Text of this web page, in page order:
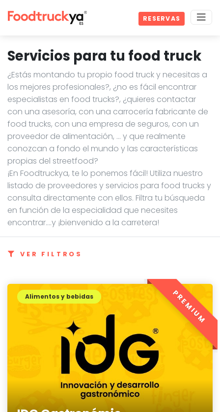
RESERVAS
Servicios para tu food truck
¿Estás montando tu propio food truck y necesitas a
los mejores profesionales?, ¿no es fácil encontrar
especialistas en food trucks?, ¿quieres contactar
con una asesoría, con una carrocería fabricante de
food trucks, con una empresa de seguros, con un
proveedor de alimentación, … y que realmente
conozcan a fondo el mundo y las características
propias del streetfood?
¡En Foodtruckya, te lo ponemos fácil! Utiliza nuestro
listado de proveedores y servicios para food trucks y
consulta directamente con ellos. Filtra tu búsqueda
en función de la especialidad que necesites
encontrar....y ¡bienvenido a la carretera!
VER FILTROS
Alimentos y bebidas PREMIUM